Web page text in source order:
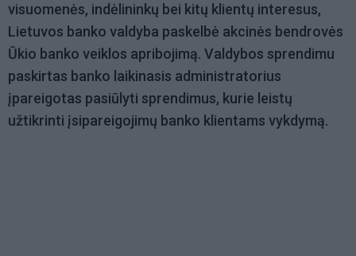
visuomenės, indėlininkų bei kitų klientų interesus,
Lietuvos banko valdyba paskelbė akcinės bendrovės
Ūkio banko veiklos apribojimą. Valdybos sprendimu
paskirtas banko laikinasis administratorius
įpareigotas pasiūlyti sprendimus, kurie leistų
užtikrinti įsipareigojimų banko klientams vykdymą.